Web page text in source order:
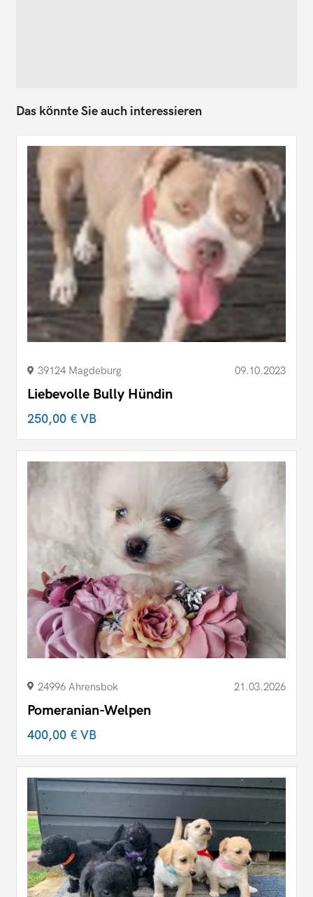
Das könnte Sie auch interessieren
39124 Magdeburg 09.10.2023
Liebevolle Bully Hündin
250,00 €VB
24996 Ahrensbok 21.03.2026
Pomeranian-Welpen
400,00 €VB